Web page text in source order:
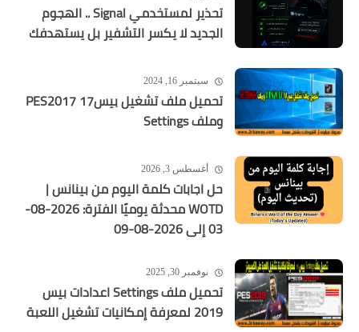
تحذير لمستخدمي Signal .. الهجوم
الجديد لا يكسر التشفير بل يستهدفك
سبتمبر 16, 2024
تحميل ملف تشغيل بيس17 PES2017
وملف Settings
أغسطس 3, 2026
حل اجابات كلمة اليوم من بينانس |
WOTD محدثة يوميًا الفترة: 2026-08-
03 إلى 2026-08-09
نوفمبر 30, 2025
تحميل ملف Settings اعدادات بيس
2019 لمعرفة إمكانيات تشغيل اللعبة